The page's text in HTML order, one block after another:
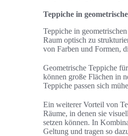
Teppiche in
Teppiche in
Raum optisch zu
von Farben und Formen,
Geometrische Teppiche
können große Flächen in
Teppiche passen sich
Ein weiterer Vorteil von
Räume, in denen sie
setzen können. In
Geltung und tragen so